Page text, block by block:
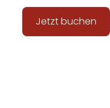
Jetzt buchen